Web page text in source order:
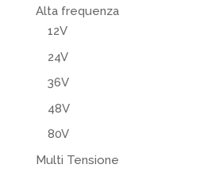
Alta frequenza
12V
24V
36V
48V
80V
Multi Tensione